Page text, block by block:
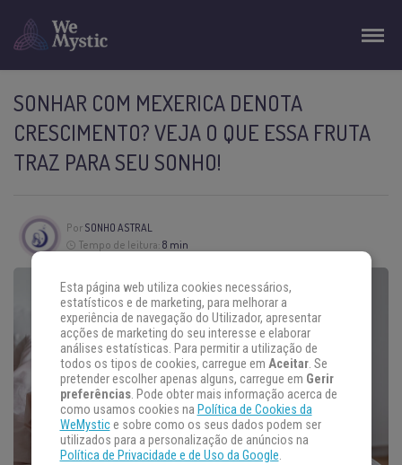
SONHAR COM MEXERICA DENOTA
CRESCIMENTO? VEJA O QUE ESSA FRUTA
TRAZ PARA SEU SONHO!
Por SONHO ASTRAL
Tempo de leitura: 8 min
Esta página web utiliza cookies necessários,
estatísticos e de marketing, para melhorar a
experiência de navegação do Utilizador, apresentar
acções de marketing do seu interesse e elaborar
análises estatísticas. Para permitir a utilização de
todos os tipos de cookies, carregue em Aceitar. Se
pretender escolher apenas alguns, carregue em Gerir
preferências. Pode obter mais informação acerca de
como usamos cookies na Política de Cookies da
WeMystice sobre como os seus dados podem ser
utilizados para a personalização de anúncios na
Política de Privacidade e de Uso da Google.